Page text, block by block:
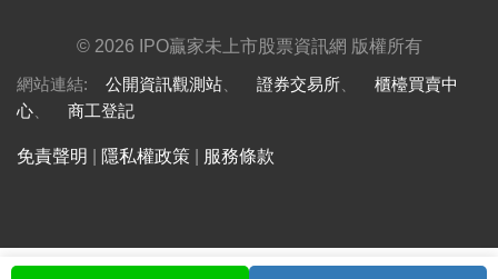
© 2026 IPO贏家未上市股票資訊網 版權所有
網站連結: 公開資訊觀測站 證券交易所
櫃檯買賣中
心
商工登記
免責聲明 隱私權政策 服務條款